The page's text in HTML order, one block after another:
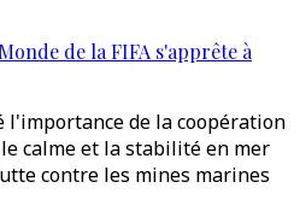
de la FIFA s'apprête à
l'importance de la coopération
calme et la stabilité en mer
contre les mines marines